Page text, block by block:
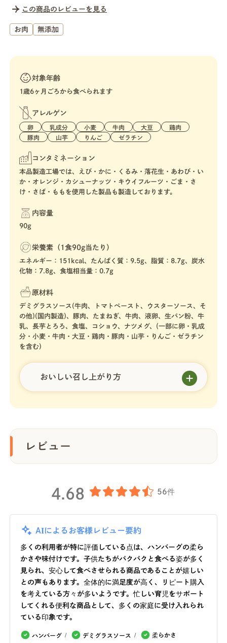
この商品のレビューを見る
お肉 無添加
対象年齢
1歳6ヶ月ごろから食べられます
アレルゲン
卵 乳成分 小麦 牛肉 大豆
鶏肉
豚肉
山芋 りんご ゼラチン
コンタミネーション
本品製造工場では、えび・かに・くるみ・落花生・あわび・い
か・オレンジ・カシューナッツ・キウイフルーツ・ごま・さ
け・さば・ももを使用した製品も製造しております。
内容量
90g
栄養素（1食90g当たり）
エネルギー：151kcal、たんぱく質：9.5g、脂質：8.7g、炭水
化物：7.8g、食塩相当量：0.7g
原材料
デミグラスソース(牛肉、トマトペースト、ウスターソース、そ
の他)(国内製造)、豚肉、たまねぎ、牛肉、液卵、生パン粉、牛
乳、長芋とろろ、食塩、コショウ、ナツメグ、(一部に卵・乳成
分・小麦・牛肉・大豆・鶏肉・豚肉・山芋・りんご・ゼラチン
を含む)
おいしい召し上がり方
レビュー
4.68 56件
AIによるお客様レビュー要約
多くの利用者が特に評価している点は、ハンバーグの柔ら
かさや味付けです。子供たちがパクパクと食べる姿が多く
見られ、安心して食べさせられる商品であることが嬉しい
との声もあります。全体的に満足度が高く、リピート購入
を考えている方々が多いようです。忙しい育児をサポート
してくれる便利な商品として、多くの家庭に受け入れられ
ている印象です。
ハンバーグ デミグラスソース 柔らかさ